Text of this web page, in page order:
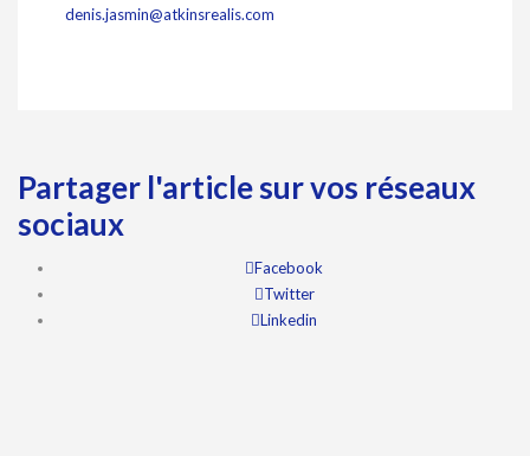
denis.jasmin@atkinsrealis.com
Partager l'article sur vos réseaux
sociaux
Facebook
Twitter
Linkedin